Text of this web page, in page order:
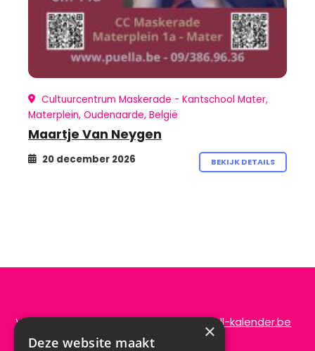
Cultuurcentrum Maskerade - Kantschool Mater,
Materplein, Oudenaarde, België
Maartje Van Neygen
20 december 2026 BEKIJK DETAILS
Vragen of opmerkingen?info@de-scroll-kalender.be
×
Deze website maakt